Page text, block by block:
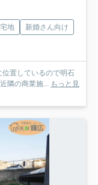
地
新婚さん向け
置しているので明石
隣の商業施... もっと見